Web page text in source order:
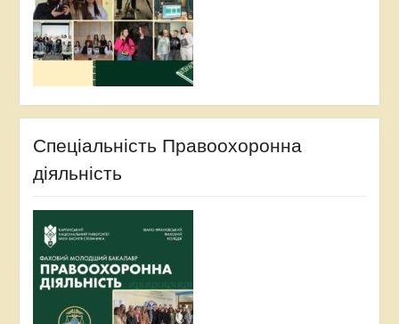
Спеціальність Правоохоронна
діяльність